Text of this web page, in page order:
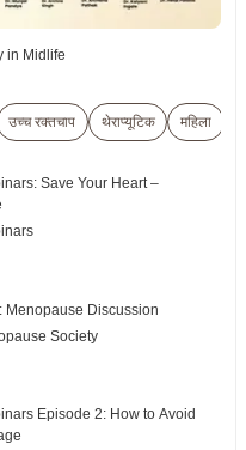
in Midlife
उच्च रक्तचाप थेराप्यूटिक महिला
Save Your Heart –
Menopause Discussion
Society
Episode 2: How to Avoid